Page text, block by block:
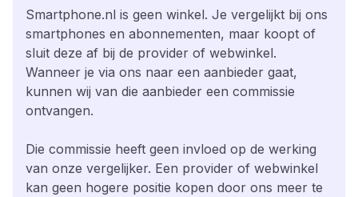
Smartphone.nl is geen winkel. Je vergelijkt bij ons
smartphones en abonnementen, maar koopt of
sluit deze af bij de provider of webwinkel.
Wanneer je via ons naar een aanbieder gaat,
kunnen wij van die aanbieder een commissie
ontvangen.
Die commissie heeft geen invloed op de werking
van onze vergelijker. Een provider of webwinkel
kan geen hogere positie kopen door ons meer te